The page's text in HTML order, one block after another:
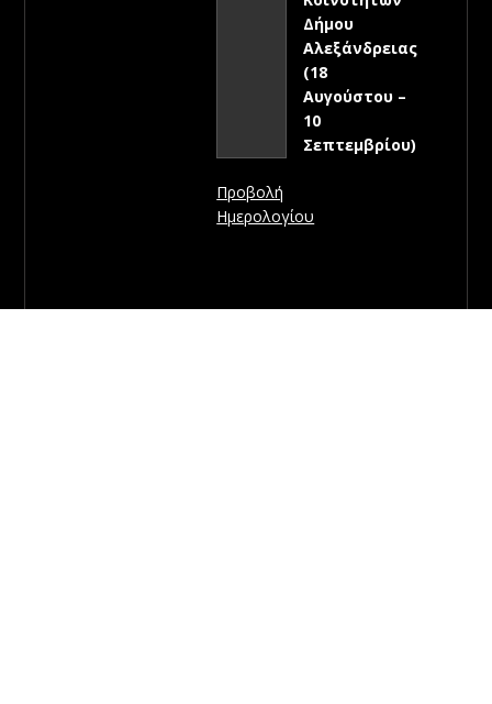
Δήμου
Αλεξάνδρειας
(18
Αυγούστου –
10
Σεπτεμβρίου)